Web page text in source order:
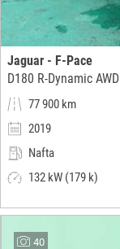
Jaguar - F-Pace
D180 R-Dynamic AWD
77 900 km
2019
Nafta
132 kW (179 k)
40